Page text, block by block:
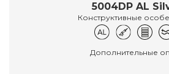
5004DP AL
Конструктивные
Дополнительные